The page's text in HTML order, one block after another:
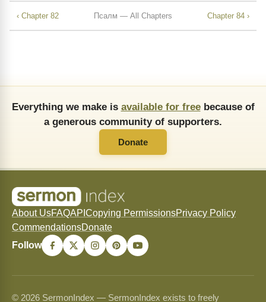
‹ Chapter 82 Псалм — All Chapters Chapter 84 ›
Everything we make is available for freebecause of
a generous community of supporters.
Donate
About UsFAQAPI Copying PermissionsPrivacy Policy
CommendationsDonate
Follow
© 2026 SermonIndex — SermonIndex exists to freely